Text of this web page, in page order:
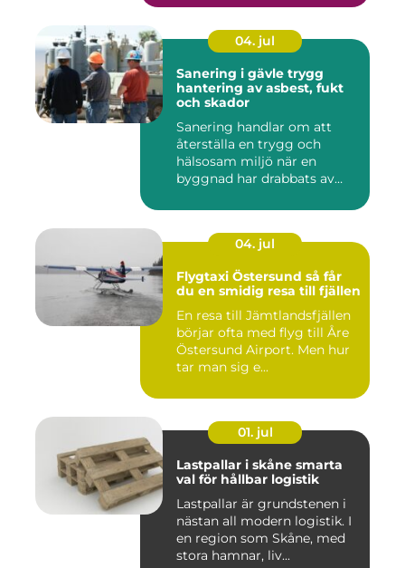
04. jul
Sanering i gävle trygg
hantering av asbest, fukt
och skador
Sanering handlar om att
återställa en trygg och
hälsosam miljö när en
byggnad har drabbats av
04. jul
Flygtaxi Östersund så får
du en smidig resa till fjällen
En resa till Jämtlandsfjällen
börjar ofta med flyg till Åre
Östersund Airport. Men hur
tar man sig e...
01. jul
Lastpallar i skåne smarta
val för hållbar logistik
Lastpallar är grundstenen i
nästan all modern logistik. I
en region som Skåne, med
stora hamnar, liv...